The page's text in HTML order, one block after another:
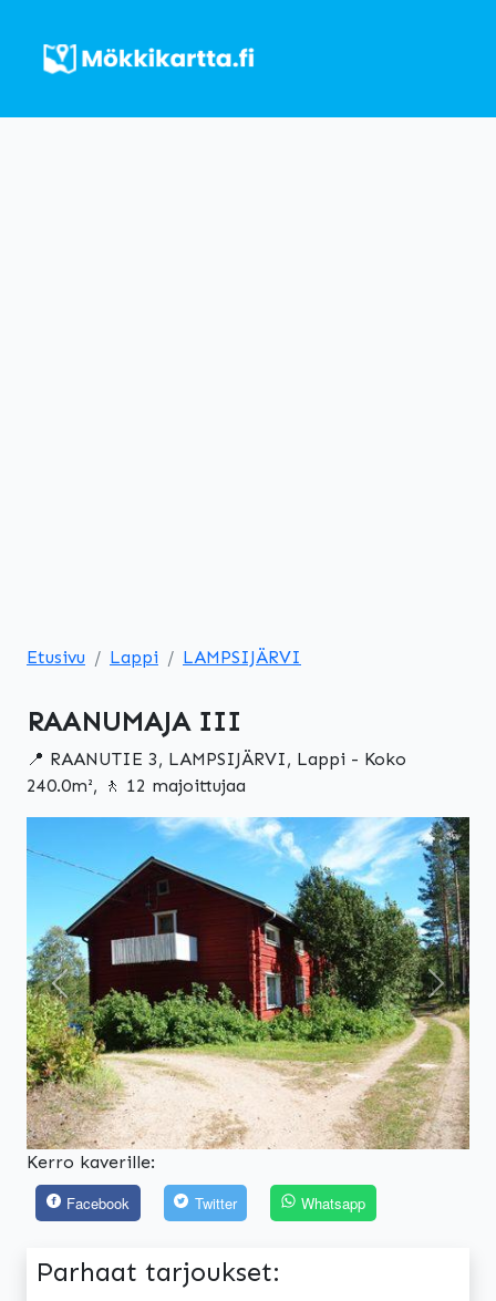
Etusivu Lappi LAMPSIJÄRVI
RAANUMAJA III
📍 RAANUTIE 3, LAMPSIJÄRVI, Lappi - Koko
240.0m², 🚶 12 majoittujaa
Edellinen
Kerro kaverille:
Facebook
Twitter Whatsapp
Parhaat tarjoukset: